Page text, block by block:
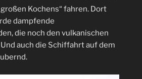
großen Kochens“ fahren. Dort
dampfende
die noch den vulkanischen
auch die Schiffahrt auf dem